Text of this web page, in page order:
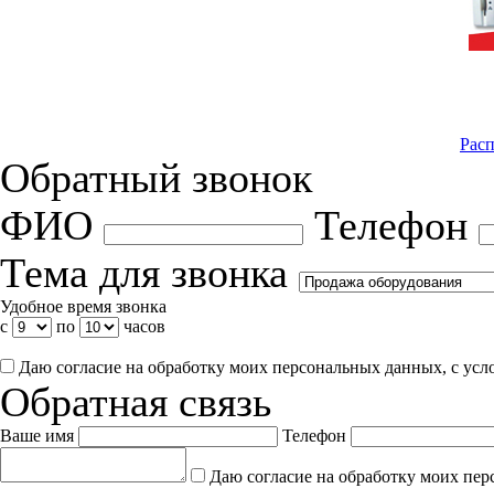
Обратный звонок
ФИО
Телефон
Тема для звонка
Удобное время звонка
с
по часов
Даю согласие на обработку моих персональных данных, с
Обратная связь
Ваше имя Телефон
Даю согласие на обработку моих